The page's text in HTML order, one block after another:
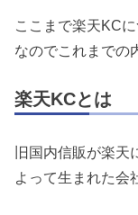
ここまで楽天KC
なのでこれまでの
楽天KCとは
旧国内信販が楽
よって生まれた会